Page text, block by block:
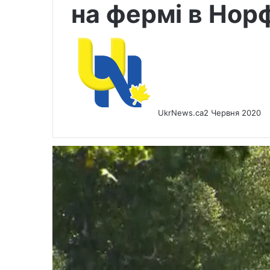
на фермі в
UkrNews.ca2 Червня 2020